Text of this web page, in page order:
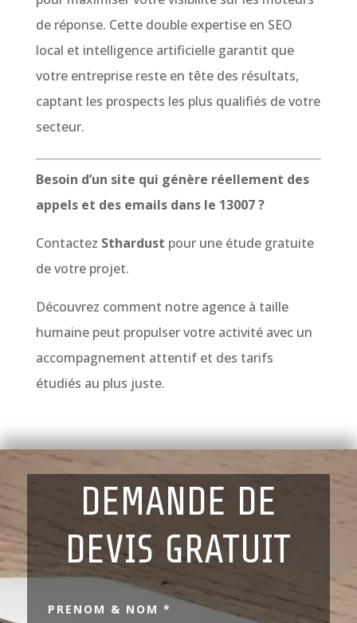
de réponse. Cette double expertise en SEO
local et intelligence artificielle garantit que
votre entreprise reste en tête des résultats,
captant les prospects les plus qualifiés de votre
secteur.
Besoin d’un site qui génère réellement des
appels et des emails dans le 13007 ?
Contactez Sthardust pour une étude gratuite
de votre projet.
Découvrez comment notre agence à taille
humaine peut propulser votre activité avec un
accompagnement attentif et des tarifs
étudiés au plus juste.
DEMANDE DE
DEVIS GRATUIT